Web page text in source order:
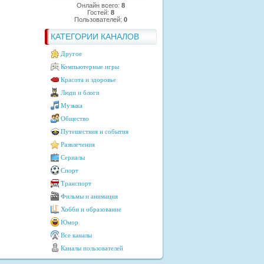
Онлайн всего: 8
Гостей: 8
Пользователей: 0
КАТЕГОРИИ КАНАЛОВ
Другое
Компьютерные игры
Красота и здоровье
Люди и блоги
Музыка
Общество
Путешествия и события
Развлечения
Сериалы
Спорт
Транспорт
Фильмы и анимация
Хобби и образование
Юмор
Все каналы
Каналы пользователей